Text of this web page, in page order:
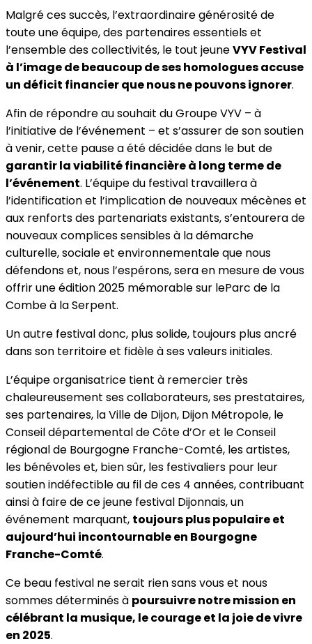
Malgré ces succès, l’extraordinaire générosité de
toute une équipe, des partenaires essentiels et
l’ensemble des collectivités, le tout jeuneVYV Festival
à l’image de beaucoup de ses homologues accuse
un déficit financier que nous ne pouvons ignorer.
Afin de répondre au souhait du Groupe VYV – à
l’initiative de l’événement – et s’assurer de son soutien
à venir, cette pause a été décidée dans le but de
garantir la viabilité financière à long terme de
l’événement. L’équipe du festival travaillera à
l’identification et l’implication de nouveaux mécènes et
aux renforts des partenariats existants, s’entourera de
nouveaux complices sensibles à la démarche
culturelle, sociale et environnementale que nous
défendons et, nous l’espérons, sera en mesure de vous
offrir une édition 2025 mémorable sur leParc de la
Combe à la Serpent.
Un autre festival donc, plus solide, toujours plus ancré
dans son territoire et fidèle à ses valeurs initiales.
L’équipe organisatrice tient à remercier très
chaleureusement ses collaborateurs, ses prestataires,
ses partenaires, la Ville de Dijon, Dijon Métropole, le
Conseil départemental de Côte d’Or et le Conseil
régional de Bourgogne Franche-Comté, les artistes,
les bénévoles et, bien sûr, les festivaliers pour leur
soutien indéfectible au fil de ces 4 années, contribuant
ainsi à faire de ce jeune festival Dijonnais, un
événement marquant, toujours plus populaire et
aujourd’hui incontournable en Bourgogne
Franche-Comté.
Ce beau festival ne serait rien sans vous et nous
sommes déterminés à poursuivre notre mission en
célébrant la musique, le courage et la joie de vivre
en 2025.